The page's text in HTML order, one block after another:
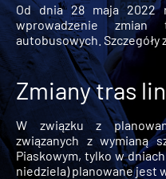
Od dnia 28 maja 2022
wprowadzenie
autobusowych. Szczegóły
Zmiany tras
W związku z
związanych z wymianą
Piaskowym, tylko w
niedziela) planowane jest